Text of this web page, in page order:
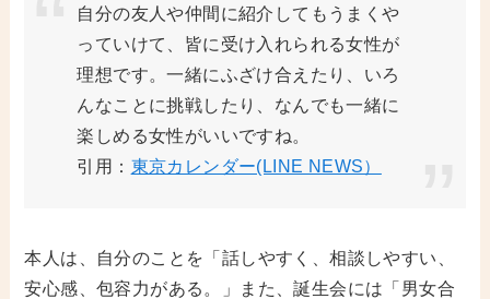
自分の友人や仲間に紹介してもうまくや
っていけて、皆に受け入れられる女性が
理想です。一緒にふざけ合えたり、いろ
んなことに挑戦したり、なんでも一緒に
楽しめる女性がいいですね。
引用： 東京カレンダー(LINE NEWS）
本人は、自分のことを「話しやすく、相談しやすい、
安心感、包容力がある。」また、誕生会には「男女合